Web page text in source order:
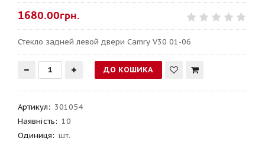
1680.00грн.
Стекло задней левой двери Camry V30 01-06
Артикул: 301054
Наявність: 10
Одиниця: шт.